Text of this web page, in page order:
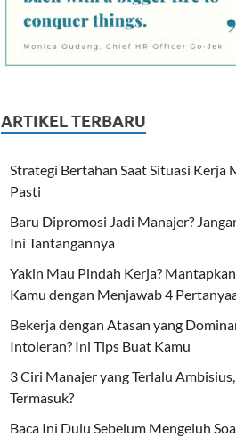
ARTIKEL TERBARU
Strategi Bertahan Saat Situasi Kerja
Pasti
Baru Dipromosi Jadi Manajer?
Ini Tantangannya
Yakin Mau Pindah Kerja?
Kamu dengan Menjawab 4
Bekerja dengan Atasan yang
Intoleran? Ini Tips Buat Kamu
3 Ciri Manajer yang Terlalu
Termasuk?
Baca Ini Dulu Sebelum Mengeluh